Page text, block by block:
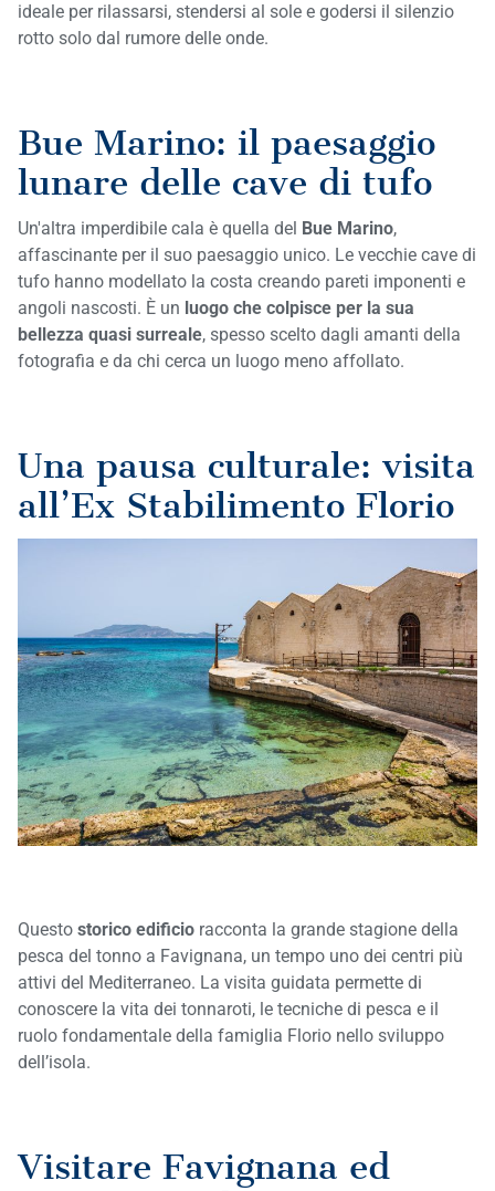
ideale per rilassarsi, stendersi al sole e godersi il silenzio
rotto solo dal rumore delle onde.
Bue Marino: il paesaggio
lunare delle cave di tufo
Un'altra imperdibile cala è quella del Bue Marino,
affascinante per il suo paesaggio unico. Le vecchie cave di
tufo hanno modellato la costa creando pareti imponenti e
angoli nascosti. È un luogo che colpisce per la sua
bellezza quasi surreale, spesso scelto dagli amanti della
fotografia e da chi cerca un luogo meno affollato.
Una pausa culturale: visita
all’Ex Stabilimento Florio
Questo storico edificio racconta la grande stagione della
pesca del tonno a Favignana, un tempo uno dei centri più
attivi del Mediterraneo. La visita guidata permette di
conoscere la vita dei tonnaroti, le tecniche di pesca e il
ruolo fondamentale della famiglia Florio nello sviluppo
dell’isola.
Visitare Favignana ed